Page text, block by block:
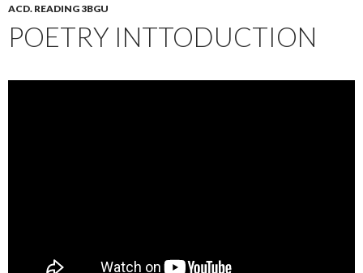
ACD. READING 3BGU
POETRY INTTODUCTION